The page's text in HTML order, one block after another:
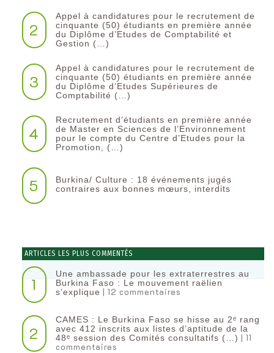
2
Appel à candidatures pour le recrutement de
cinquante (50) étudiants en première année
du Diplôme d’Etudes de Comptabilité et
Gestion (…)
3
Appel à candidatures pour le recrutement de
cinquante (50) étudiants en première année
du Diplôme d’Etudes Supérieures de
Comptabilité (…)
4
Recrutement d’étudiants en première année
de Master en Sciences de l’Environnement
pour le compte du Centre d’Etudes pour la
Promotion, (…)
5
Burkina/ Culture : 18 événements jugés
contraires aux bonnes mœurs, interdits
ARTICLES LES PLUS COMMENTÉS
1
Une ambassade pour les extraterrestres au
Burkina Faso : Le mouvement raëlien
s’explique | 12 commentaires
2
CAMES : Le Burkina Faso se hisse au 2ᵉ rang
avec 412 inscrits aux listes d’aptitude de la
48ᵉ session des Comités consultatifs (…) | 11
commentaires